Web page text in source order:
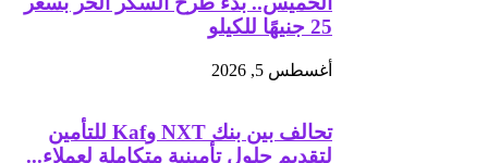
25 جنيهًا للكيلو
أغسطس 5, 2026
تحالف بين بنك NXT وKaf للتأمين
لتقديم حلول تأمينية متكاملة لعملاء...